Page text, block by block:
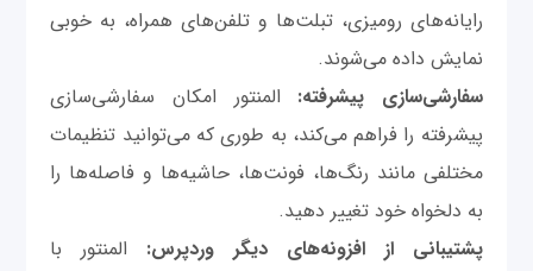
رایانه‌های رومیزی، تبلت‌ها و تلفن‌های همراه، به خوبی
نمایش داده می‌شوند.
سفارشی‌سازی پیشرفته: المنتور امکان سفارشی‌سازی
پیشرفته را فراهم می‌کند، به طوری که می‌توانید تنظیمات
مختلفی مانند رنگ‌ها، فونت‌ها، حاشیه‌ها و فاصله‌ها را
به دلخواه خود تغییر دهید.
پشتیبانی از افزونه‌های دیگر وردپرس: المنتور با